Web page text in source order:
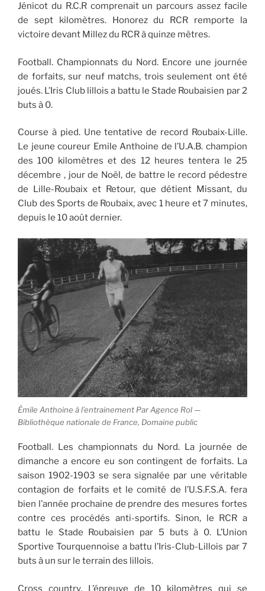
Jénicot du R.C.R comprenait un parcours assez facile
de sept kilomètres. Honorez du RCR remporte la
victoire devant Millez du RCR à quinze mètres.
Football. Championnats du Nord. Encore une journée
de forfaits, sur neuf matchs, trois seulement ont été
joués. L’Iris Club lillois a battu le Stade Roubaisien par 2
buts à 0.
Course à pied. Une tentative de record Roubaix-Lille.
Le jeune coureur Emile Anthoine de l’U.A.B. champion
des 100 kilomètres et des 12 heures tentera le 25
décembre , jour de Noël, de battre le record pédestre
de Lille-Roubaix et Retour, que détient Missant, du
Club des Sports de Roubaix, avec 1 heure et 7 minutes,
depuis le 10 août dernier.
Émile Anthoine à l’entrainement Par Agence Rol —
Bibliothèque nationale de France, Domaine public
Football. Les championnats du Nord. La journée de
dimanche a encore eu son contingent de forfaits. La
saison 1902-1903 se sera signalée par une véritable
contagion de forfaits et le comité de l’U.S.F.S.A. fera
bien l’année prochaine de prendre des mesures fortes
contre ces procédés anti-sportifs. Sinon, le RCR a
battu le Stade Roubaisien par 5 buts à 0. L’Union
Sportive Tourquennoise a battu l’Iris-Club-Lillois par 7
buts à un sur le terrain des lillois.
Cross country. L’épreuve de 10 kilomètres qui se